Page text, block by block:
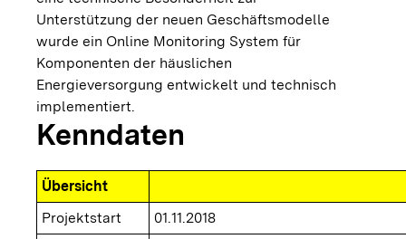
Unterstützung der neuen Geschäftsmodelle
wurde ein Online Monitoring System für
Komponenten der häuslichen
Energieversorgung entwickelt und technisch
implementiert.
Kenndaten
Übersicht
Projektstart
01.11.2018